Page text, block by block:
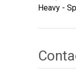
Heavy -